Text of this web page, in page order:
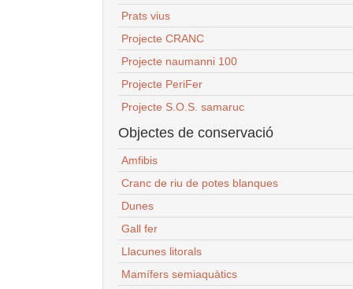
Prats vius
Projecte CRANC
Projecte naumanni 100
Projecte PeriFer
Projecte S.O.S. samaruc
Objectes de conservació
Amfibis
Cranc de riu de potes blanques
Dunes
Gall fer
Llacunes litorals
Mamífers semiaquàtics